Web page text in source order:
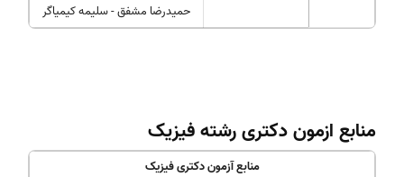
حمیدرضا مشفق - سلیمه کیمیاگر
منابع ازمون دکتری رشته فیزیک
منابع آزمون دکتری فیزیک